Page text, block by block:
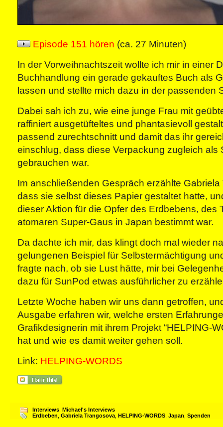
Episode 151 hören (ca. 27 Minuten)
In der Vorweihnachtszeit wollte ich mir in einer
Buchhandlung ein gerade gekauftes Buch als
lassen und stellte mich dazu in der passenden
Dabei sah ich zu, wie eine junge Frau mit
raffiniert ausgetüfteltes und phantasievoll
passend zurechtschnitt und damit das ihr
einschlug, dass diese Verpackung zugleich als
gebrauchen war.
Im anschließenden Gespräch erzählte Gabriela
dass sie selbst dieses Papier gestaltet hatte,
dieser Aktion für die Opfer des Erdbebens, des
atomaren Super-Gaus in Japan bestimmt war.
Da dachte ich mir, das klingt doch mal wieder
gelungenen Beispiel für Selbstermächtigung
fragte nach, ob sie Lust hätte, mir bei
dazu für SunPod etwas ausführlicher zu
Letzte Woche haben wir uns dann getroffen,
Ausgabe erfahren wir, welche ersten
Grafikdesignerin mit ihrem Projekt “HELPING-
hat und wie es damit weiter gehen soll.
Link: HELPING-WORDS
Interviews Michael's Interviews
Erdbeben Gabriela Trangosova HELPING-WORDS Japan Spenden